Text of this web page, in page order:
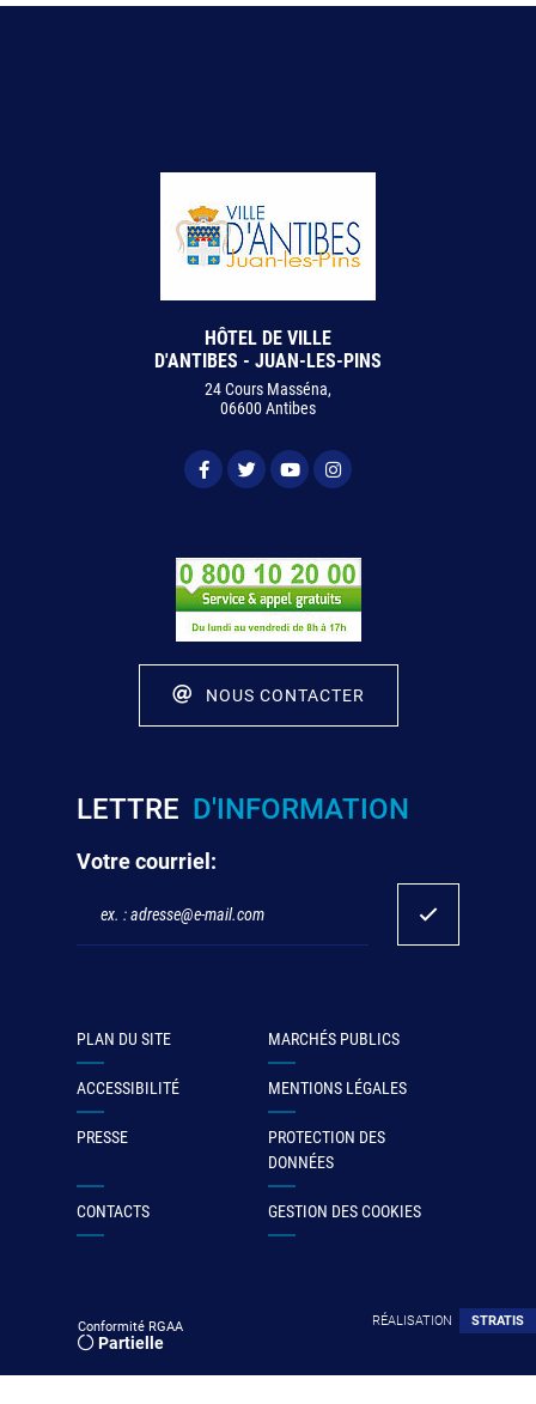
HÔTEL DE VILLE
D'ANTIBES - JUAN-LES-PINS
24 Cours Masséna,
06600 Antibes
NOUS CONTACTER
LETTRE D'INFORMATION
Votre courriel:
PLAN DU SITE MARCHÉS PUBLICS
ACCESSIBILITÉ MENTIONS LÉGALES
PRESSE
PROTECTION DES
DONNÉES
CONTACTS GESTION DES COOKIES
Conformité RGAA
Partielle
RÉALISATION STRATIS